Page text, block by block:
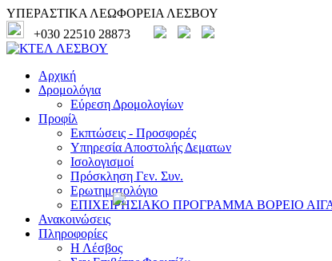
ΥΠΕΡΑΣΤΙΚΑ ΛΕΩΦΟΡΕΙΑ ΛΕΣΒΟΥ
+030 22510 28873
Αρχική
Δρομολόγια
Εύρεση Δρομολογίων
Προφίλ
Εκπτώσεις - Προσφορές
Υπηρεσία Αποστολής Δεματων
Ισολογισμοί
Πρόσκληση Γεν. Συν.
Ερωτηματολόγιο
ΕΠΙΧΕΙΡΗΣΙΑΚΟ ΠΡΟΓΡΑΜΜΑ ΒΟΡΕΙΟ
Ανακοινώσεις
Πληροφορίες
Η Λέσβος